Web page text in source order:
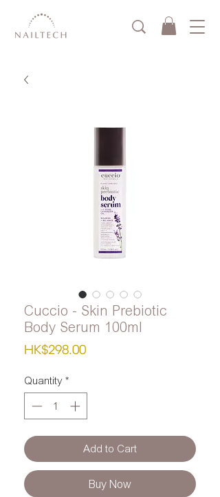
Cuccio - Skin Prebiotic
Body Serum 100ml
HK$298.00Price
Quantity *
Add to Cart
Buy Now